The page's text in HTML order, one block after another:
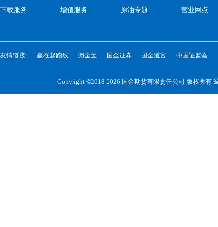
下载服务 增值服务 原油专题 营业网点
友情链接: 赢在起跑线 佣金宝 国金证券 国金道富 中国证监会
Copyright ©2018-2026 国金期货有限责任公司 版权所有